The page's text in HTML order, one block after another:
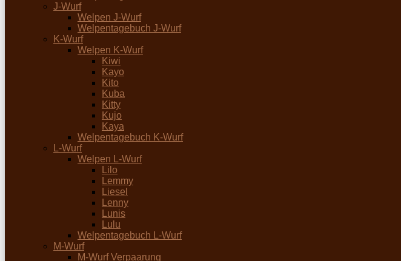
J-Wurf
Welpen J-Wurf
Welpentagebuch J-Wurf
K-Wurf
Welpen K-Wurf
Kiwi
Kayo
Kito
Kuba
Kitty
Kujo
Kaya
Welpentagebuch K-Wurf
L-Wurf
Welpen L-Wurf
Lilo
Lemmy
Liesel
Lenny
Lunis
Lulu
Welpentagebuch L-Wurf
M-Wurf
M-Wurf Verpaarung